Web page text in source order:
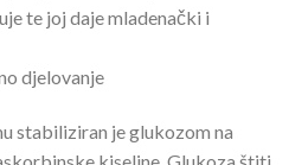
te joj daje mladenački i
djelovanje
stabiliziran je glukozom na
kiseline. Glukoza štiti